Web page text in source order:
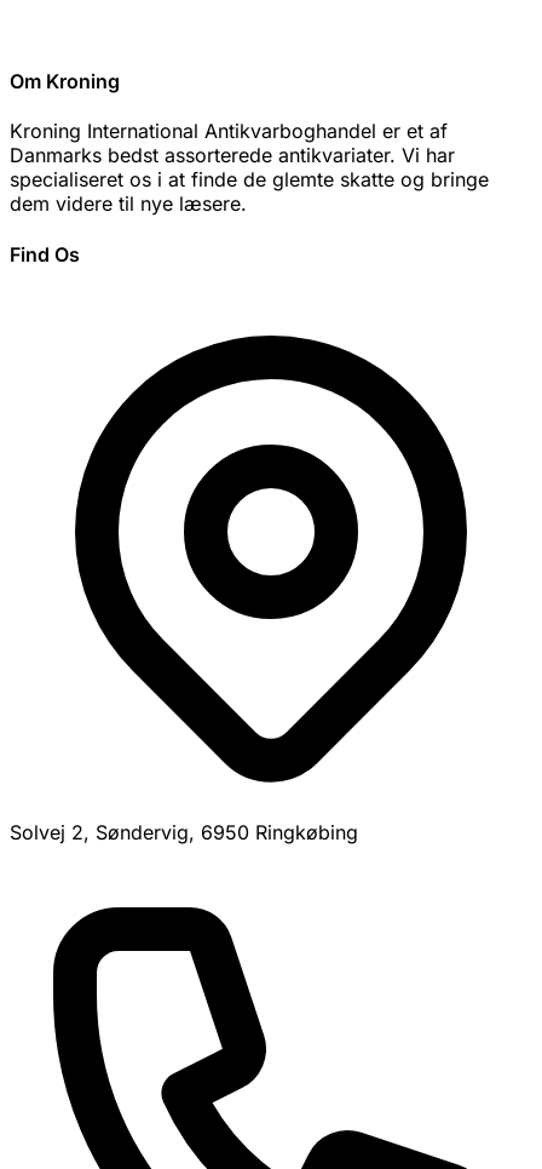
Om Kroning
Kroning International Antikvarboghandel er et af
Danmarks bedst assorterede antikvariater. Vi har
specialiseret os i at finde de glemte skatte og bringe
dem videre til nye læsere.
Find Os
Solvej 2, Søndervig, 6950 Ringkøbing